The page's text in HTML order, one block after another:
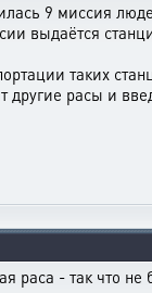
9 миссия
выдаётся
таких
расы и
раса - так что